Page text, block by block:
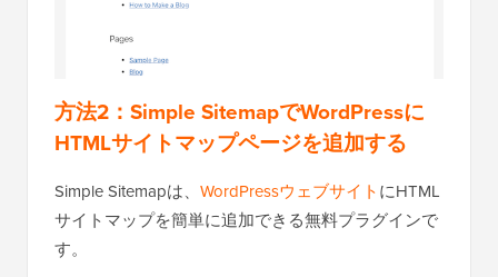
方法2：Simple SitemapでWordPressに
HTMLサイトマップページを追加する
Simple Sitemapは、 WordPressウェブサイトにHTML
サイトマップを簡単に追加できる無料プラグインで
す。